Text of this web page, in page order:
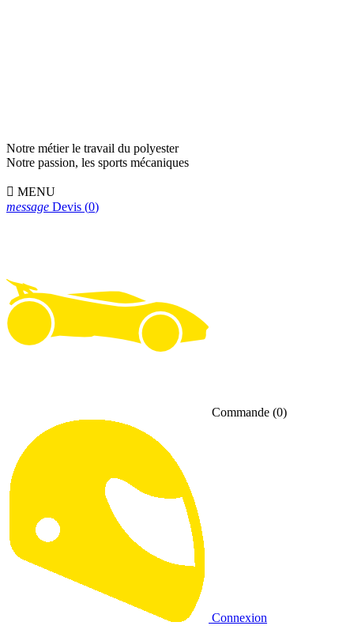
Notre métier le travail du polyester
Notre passion, les sports mécaniques
 MENU
message Devis (0)
Commande (0)
Connexion